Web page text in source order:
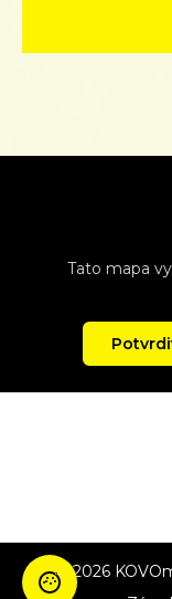
Tato mapa
© 2026